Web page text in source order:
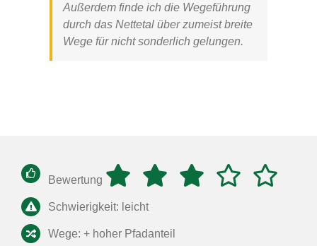
Außerdem finde ich die Wegeführung
durch das Nettetal über zumeist breite
Wege für nicht sonderlich gelungen.
Bewertung
Schwierigkeit: leicht
Wege: + hoher Pfadanteil